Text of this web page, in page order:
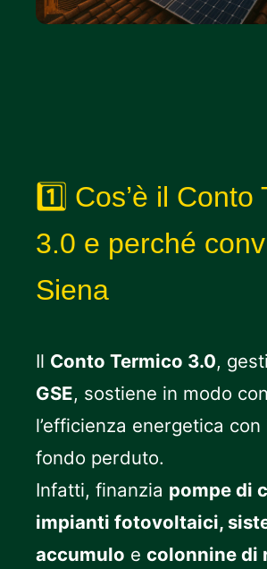
1️⃣ Cos’è il Conto
3.0 e perché
Siena
Il Conto Termico 3.0,
GSE, sostiene in modo
l’efficienza energetica
fondo perduto.
Infatti, finanzia pompe di
impianti fotovoltaici,
accumulo e colonnine di